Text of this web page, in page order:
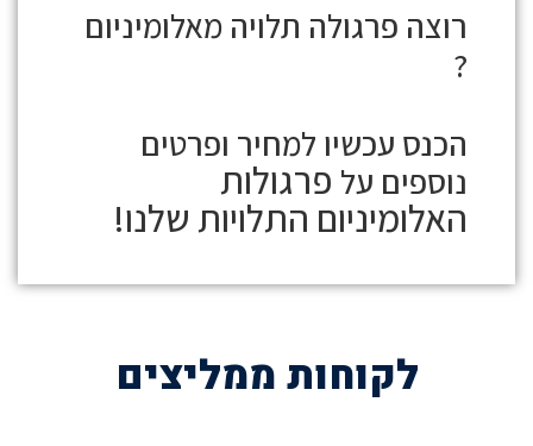
בקומה 10
בקומה 10
בקומה 10
בקומה 10
בקומה 10
בקומה 10 רוצה פרגולה תלויה מאלומיניום
?
הכנס עכשיו למחיר ופרטים
נוספים על פרגולות
האלומיניום התלויותשלנו!
לקוחות ממליצים